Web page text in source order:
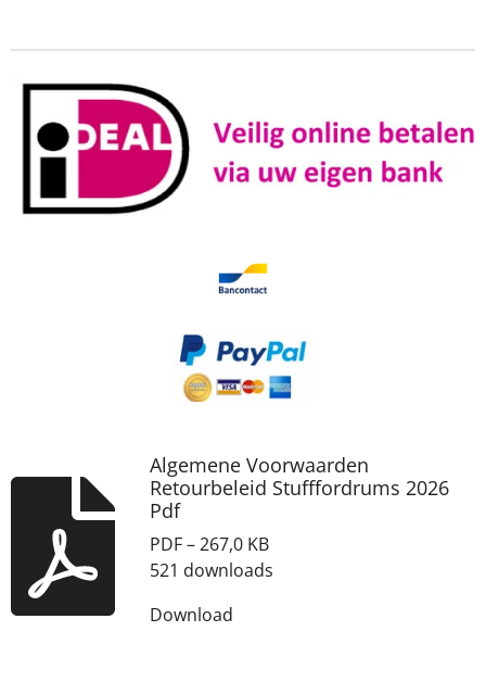
Algemene Voorwaarden
Retourbeleid Stufffordrums 2026
Pdf
PDF – 267,0 KB
521 downloads
Download